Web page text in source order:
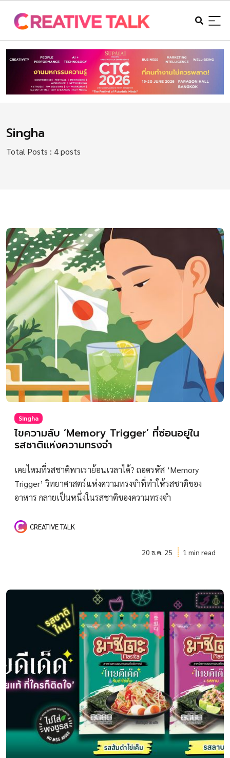
Singha
Total Posts : 4 posts
Singha
ไขความลับ ‘Memory Trigger’ ที่ซ่อนอยู่ใน
รสชาติแห่งความทรงจำ
เคยไหมที่รสชาติพาเราย้อนเวลาได้? ถอดรหัส ‘Memory
Trigger’ วิทยาศาสตร์แห่งความทรงจำที่ทำให้รสชาติของ
อาหาร กลายเป็นหนึ่งในรสชาติของความทรงจำ
CREATIVE TALK
20 ธ.ค. 25 1 min read